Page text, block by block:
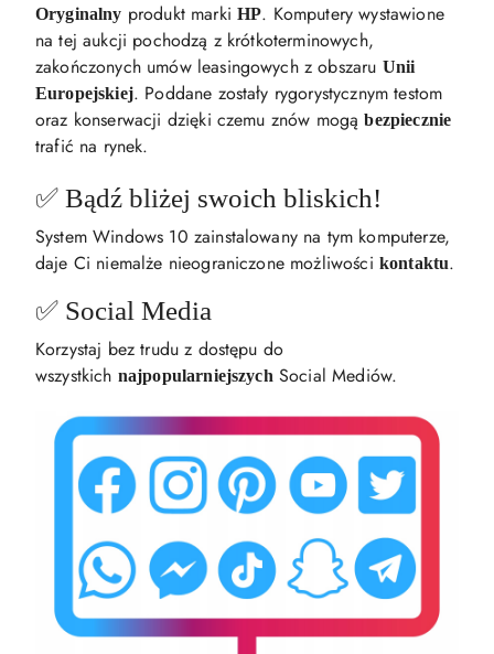
Oryginalny produkt markiHP. Komputery wystawione
na tej aukcji pochodzą z krótkoterminowych,
zakończonych umów leasingowych z obszaru Unii
Europejskiej. Poddane zostały rygorystycznym testom
oraz konserwacji dzięki czemu znów mogąbezpiecznie
trafić na rynek.
✅ Bądź bliżej swoich bliskich!
System Windows 10 zainstalowany na tym komputerze,
daje Ci niemalże nieograniczone możliwości kontaktu.
✅ Social Media
Korzystaj bez trudu z dostępu do
wszystkich najpopularniejszychSocial Mediów.